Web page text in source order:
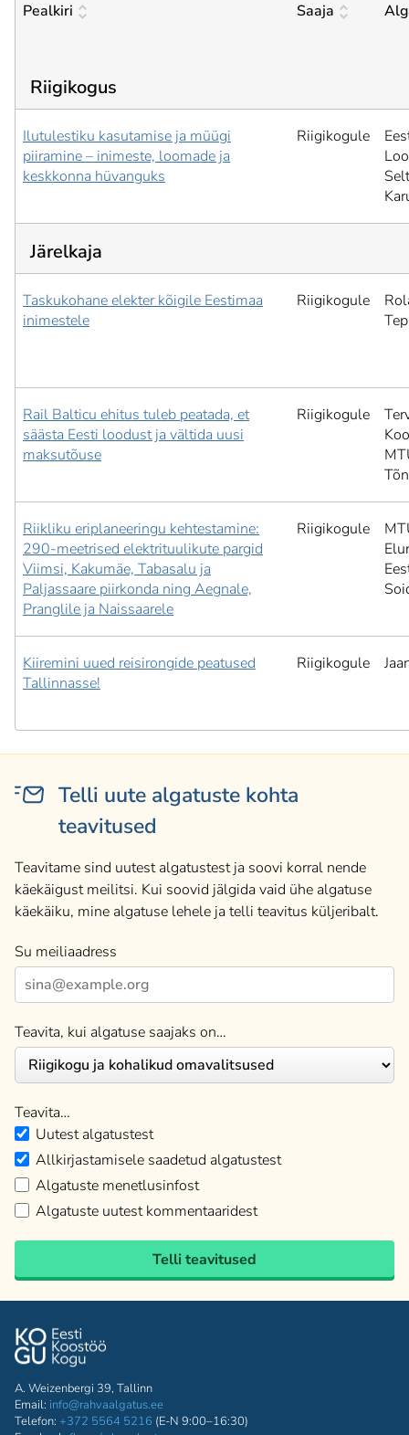
Pealkiri Saaja
Riigikogus
Ilutulestiku kasutamise ja müügi
piiramine – inimeste, loomade ja
keskkonna hüvanguks
Riigikogule
Järelkaja
Taskukohane elekter kõigile Eestimaa
inimestele
Riigikogule
Rail Balticu ehitus tuleb peatada, et
säästa Eesti loodust ja vältida uusi
maksutõuse
Riigikogule
Riikliku eriplaneeringu kehtestamine:
290-meetrised elektrituulikute pargid
Viimsi, Kakumäe, Tabasalu ja
Paljassaare piirkonda ning Aegnale,
Pranglile ja Naissaarele
Riigikogule
Kiiremini uued reisirongide peatused
Tallinnasse!
Riigikogule
Telli uute algatuste kohta
teavitused
Teavitame sind uutest algatustest ja soovi korral nende
käekäigust meilitsi. Kui soovid jälgida vaid ühe algatuse
käekäiku, mine algatuse lehele ja telli teavitus küljeribalt.
Su meiliaadress
Teavita, kui algatuse saajaks on…
Teavita…
Uutest algatustest
Allkirjastamisele saadetud algatustest
Algatuste menetlusinfost
Algatuste uutest kommentaaridest
Telli teavitused
A. Weizenbergi 39, Tallinn
Email: info@rahvaalgatus.ee
Telefon: +372 5564 5216 (E-N 9:00–16:30)